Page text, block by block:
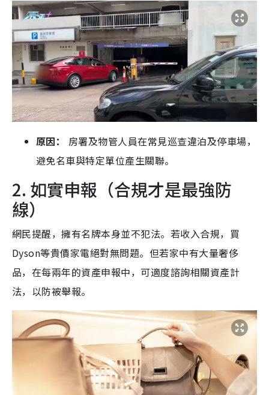
原因：
房署及物管人員在常見巡查違泊及停車場，
避免名車與特定單位產生關聯。
2. 如實申報（合規才是最強防
線）
網民提醒，擁有名牌本身並不犯法。若收入合規，買
Dyson等貴價家電絕對無問題。但若家中有大量奢侈
品，在每兩年的資產申報中，可適度諮詢相關資產計
法，以防被舉報。